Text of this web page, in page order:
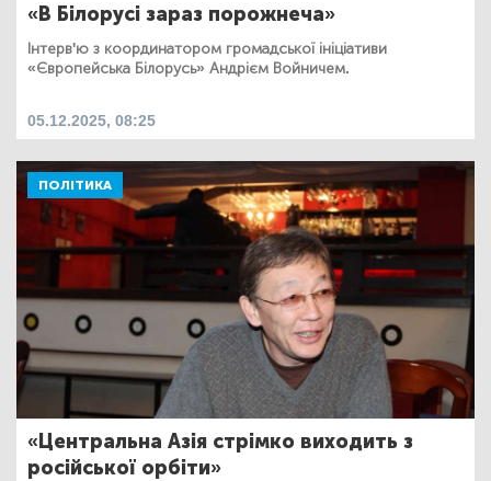
«В Білорусі зараз порожнеча»
Інтерв'ю з координатором громадської ініціативи
«Європейська Білорусь» Андрієм Войничем.
05.12.2025, 08:25
ПОЛІТИКА
«Центральна Азія стрімко виходить з
російської орбіти»